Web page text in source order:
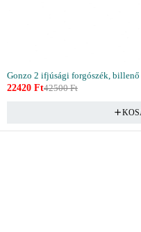
Gonzo 2 ifjúsági forgószék,
42500Ft
22420 Ft